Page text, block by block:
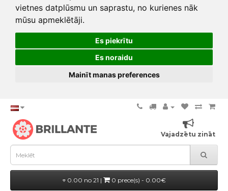
vietnes datplūsmu un saprastu, no kurienes nāk
mūsu apmeklētāji.
Es piekrītu
Es noraidu
Mainīt manas preferences
Vajadzētu zināt
0.00 no 21 | 0 prece(s) - 0.00€